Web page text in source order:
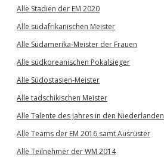
Alle Stadien der EM 2020
Alle südafrikanischen Meister
Alle Südamerika-Meister der Frauen
Alle südkoreanischen Pokalsieger
Alle Südostasien-Meister
Alle tadschikischen Meister
Alle Talente des Jahres in den Niederlanden
Alle Teams der EM 2016 samt Ausrüster
Alle Teilnehmer der WM 2014